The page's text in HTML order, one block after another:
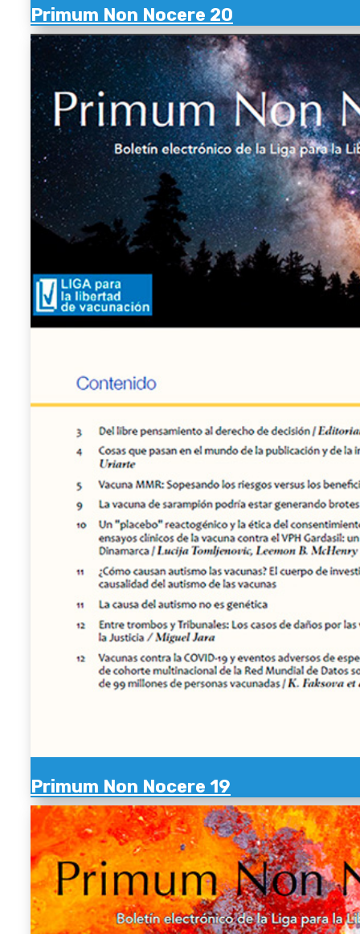
Primum Non Nocere 20
Primum Non Nocere 19